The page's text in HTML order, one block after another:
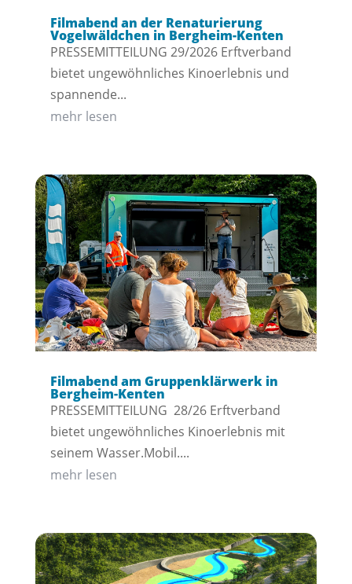
Filmabend an der Renaturierung
Vogelwäldchen in Bergheim-Kenten
PRESSEMITTEILUNG 29/2026 Erftverband
bietet ungewöhnliches Kinoerlebnis und
spannende...
mehr lesen
Filmabend am Gruppenklärwerk in
Bergheim-Kenten
PRESSEMITTEILUNG 28/26 Erftverband
bietet ungewöhnliches Kinoerlebnis mit
seinem Wasser.Mobil....
mehr lesen